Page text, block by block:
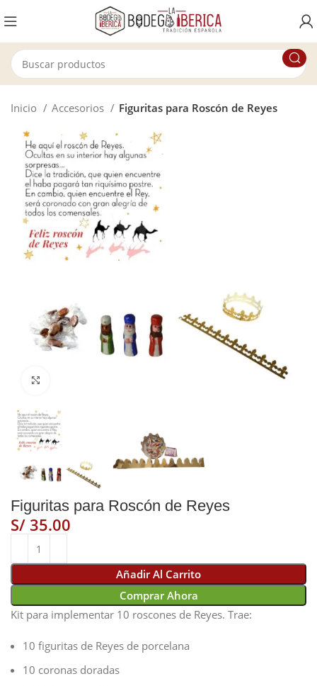
Inicio Accesorios Figuritas para Roscón de Reyes
Figuritas para Roscón de Reyes
S/
Añadir Al Carrito
Comprar Ahora
Kit para implementar 10 roscones de Reyes. Trae:
10 figuritas de Reyes de porcelana
10 coronas doradas